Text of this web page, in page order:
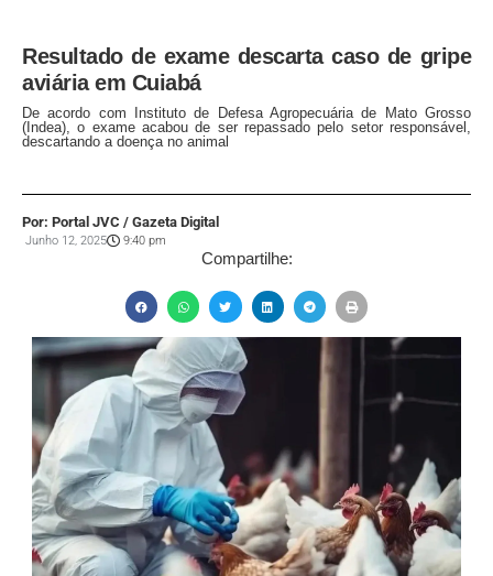
Resultado de exame descarta caso de gripe
aviária em Cuiabá
De acordo com Instituto de Defesa Agropecuária de Mato Grosso
(Indea), o exame acabou de ser repassado pelo setor responsável,
descartando a doença no animal
Por: Portal JVC / Gazeta Digital
Junho 12, 2025 9:40 pm
Compartilhe: